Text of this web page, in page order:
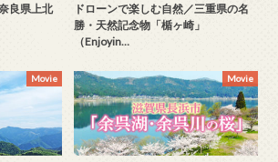
良県上北
ドローンで楽しむ自然／三重県の名
勝・天然記念物「楯ヶ崎」
（Enjoyin…
Movie Movie